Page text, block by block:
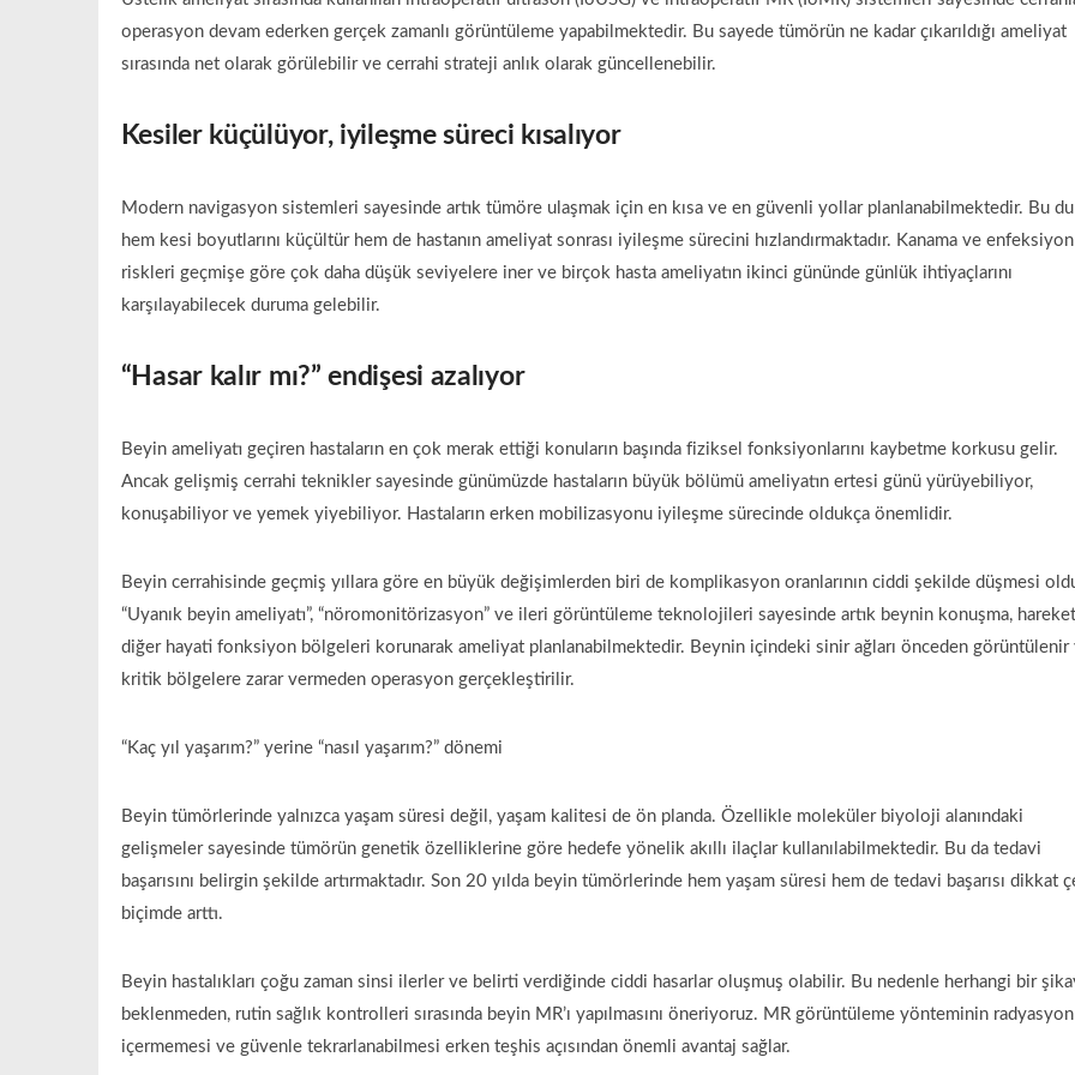
operasyon devam ederken gerçek zamanlı görüntüleme yapabilmektedir. Bu sayede tümörün ne kadar çıkarıldığı ameliyat
sırasında net olarak görülebilir ve cerrahi strateji anlık olarak güncellenebilir.
Kesiler küçülüyor, iyileşme süreci kısalıyor
Modern navigasyon sistemleri sayesinde artık tümöre ulaşmak için en kısa ve en güvenli yollar planlanabilmektedir. Bu
hem kesi boyutlarını küçültür hem de hastanın ameliyat sonrası iyileşme sürecini hızlandırmaktadır. Kanama ve enfeksiyon
riskleri geçmişe göre çok daha düşük seviyelere iner ve birçok hasta ameliyatın ikinci gününde günlük ihtiyaçlarını
karşılayabilecek duruma gelebilir.
“Hasar kalır mı?” endişesi azalıyor
Beyin ameliyatı geçiren hastaların en çok merak ettiği konuların başında fiziksel fonksiyonlarını kaybetme korkusu gelir.
Ancak gelişmiş cerrahi teknikler sayesinde günümüzde hastaların büyük bölümü ameliyatın ertesi günü yürüyebiliyor,
konuşabiliyor ve yemek yiyebiliyor. Hastaların erken mobilizasyonu iyileşme sürecinde oldukça önemlidir.
Beyin cerrahisinde geçmiş yıllara göre en büyük değişimlerden biri de komplikasyon oranlarının ciddi şekilde düşmesi
“Uyanık beyin ameliyatı”, “nöromonitörizasyon” ve ileri görüntüleme teknolojileri sayesinde artık beynin konuşma,
diğer hayati fonksiyon bölgeleri korunarak ameliyat planlanabilmektedir. Beynin içindeki sinir ağları önceden görüntülenir
kritik bölgelere zarar vermeden operasyon gerçekleştirilir.
“Kaç yıl yaşarım?” yerine “nasıl yaşarım?” dönemi
Beyin tümörlerinde yalnızca yaşam süresi değil, yaşam kalitesi de ön planda. Özellikle moleküler biyoloji alanındaki
gelişmeler sayesinde tümörün genetik özelliklerine göre hedefe yönelik akıllı ilaçlar kullanılabilmektedir. Bu da tedavi
başarısını belirgin şekilde artırmaktadır. Son 20 yılda beyin tümörlerinde hem yaşam süresi hem de tedavi başarısı dikkat
biçimde arttı.
Beyin hastalıkları çoğu zaman sinsi ilerler ve belirti verdiğinde ciddi hasarlar oluşmuş olabilir. Bu nedenle herhangi bir
beklenmeden, rutin sağlık kontrolleri sırasında beyin MR’ı yapılmasını öneriyoruz. MR görüntüleme yönteminin radyasyon
içermemesi ve güvenle tekrarlanabilmesi erken teşhis açısından önemli avantaj sağlar.